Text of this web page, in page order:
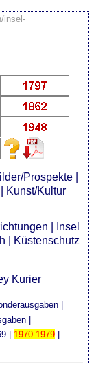
insel-
Prospekte|
Kunst/Kultur
Insel
Küstenschutz
Kurier
|
| 1970-1979 |